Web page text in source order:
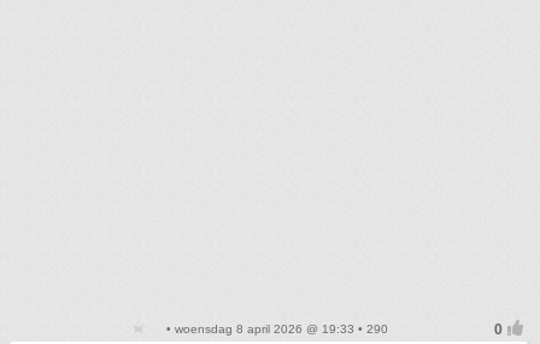
• woensdag 8 april 2026 @ 19:33 • 290